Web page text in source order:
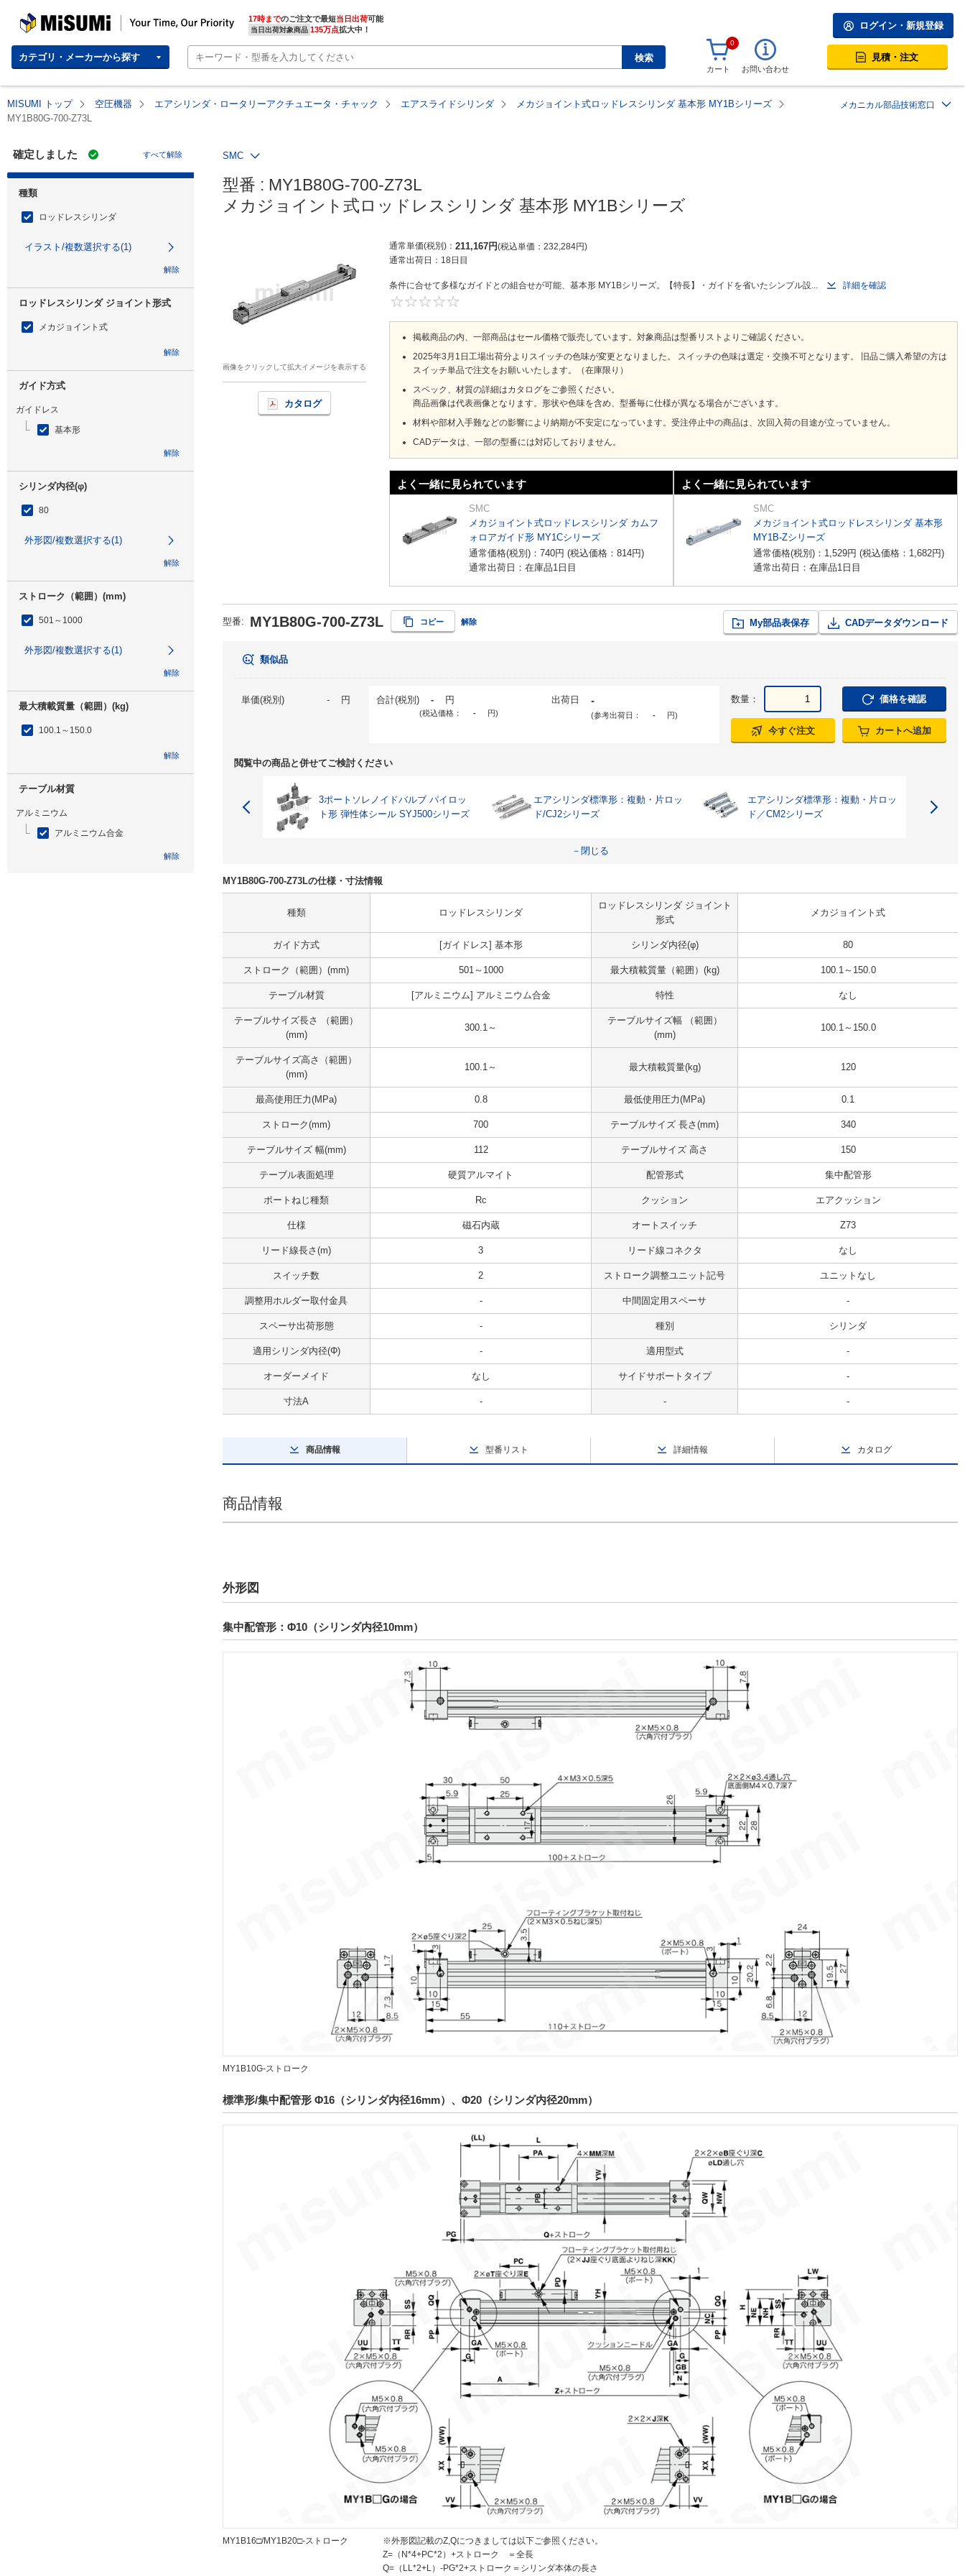
MISUMI | Your Time, Our Priority 17時までのご注文で最短当日出荷
当日出荷対象商品 135万点拡大中！
カテゴリ・メーカーから探す 検索
ログイン・新規登録
0
カート お問い合わせ
見積・注文
MISUMI トップ 空圧機器 エアシリンダ・ロータリーアクチュエータ・チャック エアスライドシリンダ
メカジョイント式ロッドレスシリンダ 基本形 MY1Bシリーズ
MY1B80G-700-Z73L
メカニカル部品技術窓口
確定しました すべて解除
種類
ロッドレスシリンダ
イラスト/複数選択する(1)
解除
ロッドレスシリンダ ジョイント形式
メカジョイント式
解除
ガイド方式
ガイドレス
基本形
解除
シリンダ内径(φ)
80
外形図/複数選択する(1)
解除
ストローク（範囲）(mm)
501～1000
外形図/複数選択する(1)
解除
最大積載質量（範囲）(kg)
100.1～150.0
解除
テーブル材質
アルミニウム
アルミニウム合金
解除
SMC
型番 : MY1B80G-700-Z73L
メカジョイント式ロッドレスシリンダ 基本形 MY1Bシリーズ
画像をクリックして拡大イメージを表示する
カタログ
通常単価(税別) 211,167円 税込単価 232,284円
通常出荷日： 18日目
条件に合せて多様なガイドとの組合せが可能、基本形 MY1Bシリーズ。【特長】・ガイドを省いたシンプル設...
詳細を確認
掲載商品の内、一部商品はセール価格で販売しています。対象商品は型番リストよりご確認ください。
2025年3月1日工場出荷分よりスイッチの色味が変更となりました。 スイッチの色味は選定・交換不可となります。 旧品ご購入希望の方は
スイッチ単品で注文をお願いいたします。（在庫限り）
スペック、材質の詳細はカタログをご参照ください。
商品画像は代表画像となります。形状や色味を含め、型番毎に仕様が異なる場合がございます。
材料や部材入手難などの影響により納期が不安定になっています。受注停止中の商品は、次回入荷の目途が立っていません。
CADデータは、一部の型番には対応しておりません。
よく一緒に見られています
SMC
メカジョイント式ロッドレスシリンダ カムフ
ォロアガイド形 MY1Cシリーズ
通常価格(税別)： 740円 (税込価格： 814円)
通常出荷日：在庫品1日目
よく一緒に見られています
SMC
メカジョイント式ロッドレスシリンダ 基本形
MY1B-Zシリーズ
通常価格(税別)： 1,529円 (税込価格： 1,682円)
通常出荷日：在庫品1日目
型番: MY1B80G-700-Z73L コピー 解除 My部品表保存 CADデータダウンロード
類似品
単価(税別) - 円 合計(税別) - 円
(税込価格： - 円)
出荷日 -
(参考出荷日： - 円)
数量： 価格を確認
今すぐ注文 カートへ追加
閲覧中の商品と併せてご検討ください
3ポートソレノイドバルブ パイロッ
ト形 弾性体シール SYJ500シリーズ
エアシリンダ標準形：複動・片ロッ
ド/CJ2シリーズ
エアシリンダ標準形：複動・片ロッ
ド／CM2シリーズ
－閉じる
MY1B80G-700-Z73Lの仕様・寸法情報
種類 ロッドレスシリンダ
ロッドレスシリンダ ジョイント
形式
メカジョイント式
ガイド方式 [ガイドレス] 基本形 シリンダ内径(φ) 80
ストローク（範囲）(mm) 501～1000 最大積載質量（範囲）(kg) 100.1～150.0
テーブル材質 [アルミニウム] アルミニウム合金 特性 なし
テーブルサイズ長さ （範囲）
(mm)
300.1～
テーブルサイズ幅 （範囲）
(mm)
100.1～150.0
テーブルサイズ高さ（範囲）
(mm)
100.1～ 最大積載質量(kg) 120
最高使用圧力(MPa) 0.8 最低使用圧力(MPa) 0.1
ストローク(mm) 700 テーブルサイズ 長さ(mm) 340
テーブルサイズ 幅(mm) 112 テーブルサイズ 高さ 150
テーブル表面処理 硬質アルマイト 配管形式 集中配管形
ポートねじ種類 Rc クッション エアクッション
仕様 磁石内蔵 オートスイッチ Z73
リード線長さ(m) 3 リード線コネクタ なし
スイッチ数 2 ストローク調整ユニット記号 ユニットなし
調整用ホルダー取付金具 - 中間固定用スペーサ -
スペーサ出荷形態 - 種別 シリンダ
適用シリンダ内径(Φ) - 適用型式 -
オーダーメイド なし サイドサポートタイプ -
寸法A - - -
商品情報 型番リスト 詳細情報 カタログ
商品情報
外形図
集中配管形：Φ10（シリンダ内径10mm）
MY1B10G-ストローク
標準形/集中配管形 Φ16（シリンダ内径16mm）、Φ20（シリンダ内径20mm）
MY1B16□/MY1B20□-ストローク
※外形図記載のZ,Qにつきましては以下ご参照ください。
Z=（N*4+PC*2）+ストローク ＝全長
Q=（LL*2+L）-PG*2+ストローク＝シリンダ本体の長さ